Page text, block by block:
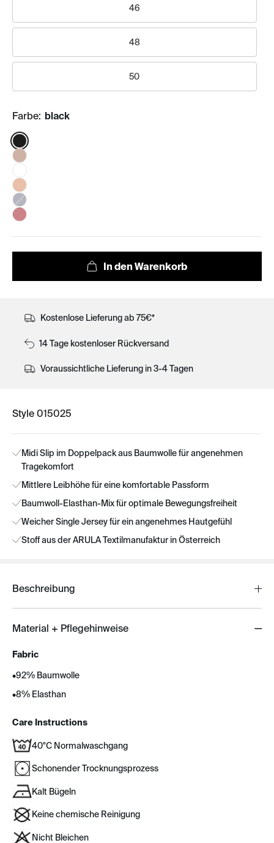
46
48
50
Farbe: black
Color:
Kostenlose Lieferung ab 75€*
14 Tage kostenloser Rückversand
Voraussichtliche Lieferung in 3-4 Tagen
Style 015025
Midi Slip im Doppelpack aus Baumwolle für angenehmen
Tragekomfort
Mittlere Leibhöhe für eine komfortable Passform
Baumwoll-Elasthan-Mix für optimale Bewegungsfreiheit
Weicher Single Jersey für ein angenehmes Hautgefühl
Stoff aus der ARULA Textilmanufaktur in Österreich
Beschreibung
Material + Pflegehinweise
Fabric
•92% Baumwolle
•8% Elasthan
Care Instructions
40°C Normalwaschgang
Schonender Trocknungsprozess
Kalt Bügeln
Keine chemische Reinigung
Nicht Bleichen